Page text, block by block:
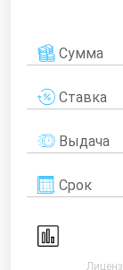
Сумма
Ставка
Выдача
Срок